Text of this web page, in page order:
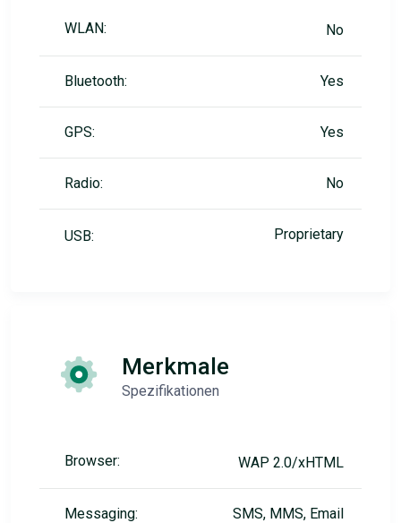
WLAN: No
Bluetooth: Yes
GPS: Yes
Radio: No
USB: Proprietary
Merkmale
Spezifikationen
Browser: WAP 2.0/xHTML
Messaging: SMS, MMS, Email